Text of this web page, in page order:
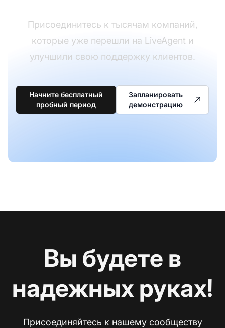
Присоединитесь к тысячам компаний,
которые уже перешли на LiveAgent и
улучшили свою поддержку клиентов.
Начните бесплатный
пробный период
Запланировать
демонстрацию
Вы будете в
надежных руках!
Присоединяйтесь к нашему сообществу